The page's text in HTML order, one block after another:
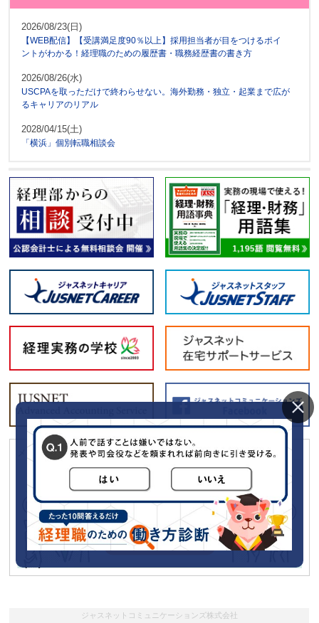
2026/08/23(日)
【WEB配信】【受講満足度90％以上】採用担当者が目をつけるポイ
ントがわかる！経理職のための履歴書・職務経歴書の書き方
2026/08/26(水)
USCPAを取っただけで終わらせない。海外勤務・独立・起業まで広が
るキャリアのリアル
2028/04/15(土)
「横浜」個別転職相談会
メールマガジン「経理の薬」に広告をだしてみませんか？
ジャスネットコミュニケーションズ株式会社